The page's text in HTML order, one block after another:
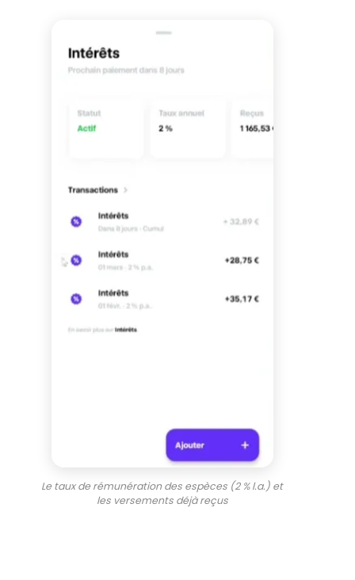
Le taux de rémunération des espèces (2 % l.a.) et
les versements déjà reçus